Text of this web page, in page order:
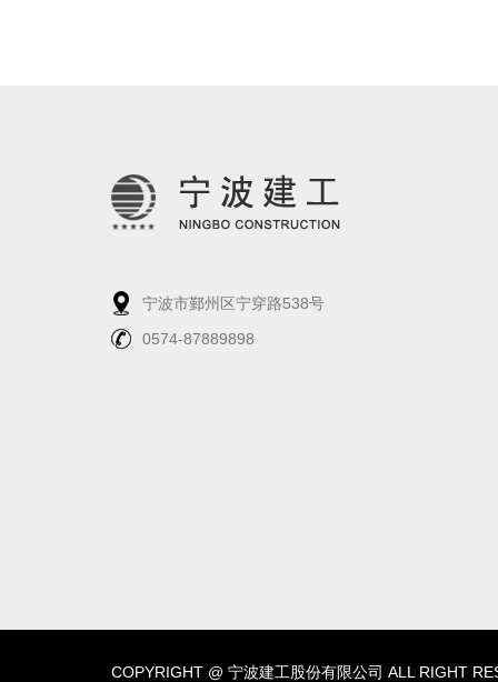
宁波市鄞州区宁穿路538号
0574-87889898
COPYRIGHT @ 宁波建工股份有限公司 ALL RIGHT